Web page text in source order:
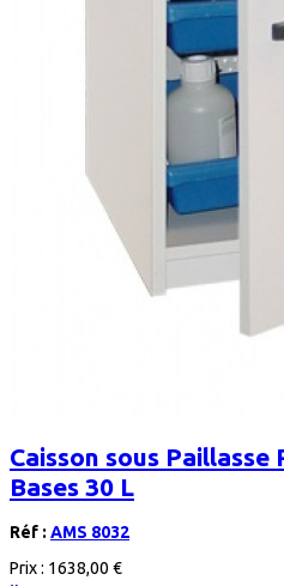
Caisson sous Paillasse
Bases 30 L
Réf : AMS 8032
Prix : 1638,00 €